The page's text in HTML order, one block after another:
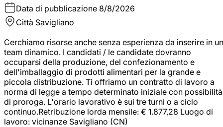
Data di pubblicazione 8/8/2026
Città Savigliano
Cerchiamo risorse anche senza esperienza da inserire in un
team dinamico. I candidati / le candidate dovranno
occuparsi della produzione, del confezionamento e
dell'imballaggio di prodotti alimentari per la grande e
piccola distribuzione. Ti offriamo un contratto di lavoro a
norma di legge a tempo determinato iniziale con possibilità
di proroga. L'orario lavorativo è sui tre turni o a ciclo
continuo.Retribuzione lorda mensile: € 1.877,28 Luogo di
lavoro: vicinanze Savigliano (CN)